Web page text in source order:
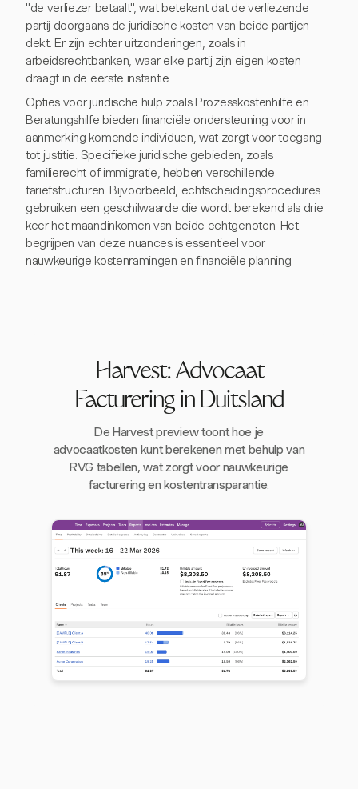
"de verliezer betaalt", wat betekent dat de verliezende
partij doorgaans de juridische kosten van beide partijen
dekt. Er zijn echter uitzonderingen, zoals in
arbeidsrechtbanken, waar elke partij zijn eigen kosten
draagt in de eerste instantie.
Opties voor juridische hulp zoals Prozesskostenhilfe en
Beratungshilfe bieden financiële ondersteuning voor in
aanmerking komende individuen, wat zorgt voor toegang
tot justitie. Specifieke juridische gebieden, zoals
familierecht of immigratie, hebben verschillende
tariefstructuren. Bijvoorbeeld, echtscheidingsprocedures
gebruiken een geschilwaarde die wordt berekend als drie
keer het maandinkomen van beide echtgenoten. Het
begrijpen van deze nuances is essentieel voor
nauwkeurige kostenramingen en financiële planning.
Harvest: Advocaat
Facturering in Duitsland
De Harvest preview toont hoe je
advocaatkosten kunt berekenen met behulp van
RVG tabellen, wat zorgt voor nauwkeurige
facturering en kostentransparantie.